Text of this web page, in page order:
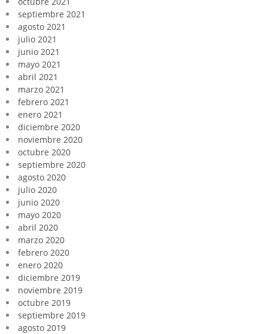
septiembre 2021
agosto 2021
julio 2021
junio 2021
mayo 2021
abril 2021
marzo 2021
febrero 2021
enero 2021
diciembre 2020
noviembre 2020
octubre 2020
septiembre 2020
agosto 2020
julio 2020
junio 2020
mayo 2020
abril 2020
marzo 2020
febrero 2020
enero 2020
diciembre 2019
noviembre 2019
octubre 2019
septiembre 2019
agosto 2019